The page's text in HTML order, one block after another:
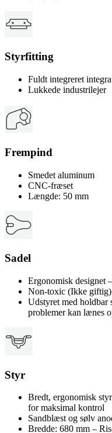
Styrfitting
Fuldt integreret
Lukkede industrilejer
Frempind
Smedet aluminum
CNC-fræset
Længde: 50 mm
Sadel
Ergonomisk designet
Non-toxic (Ikke giftig)
Udstyret med holdbar
problemer kan lænes
Styr
Bredt, ergonomisk
for maksimal kontrol
Sandblæst og sølv
Bredde: 680 mm –